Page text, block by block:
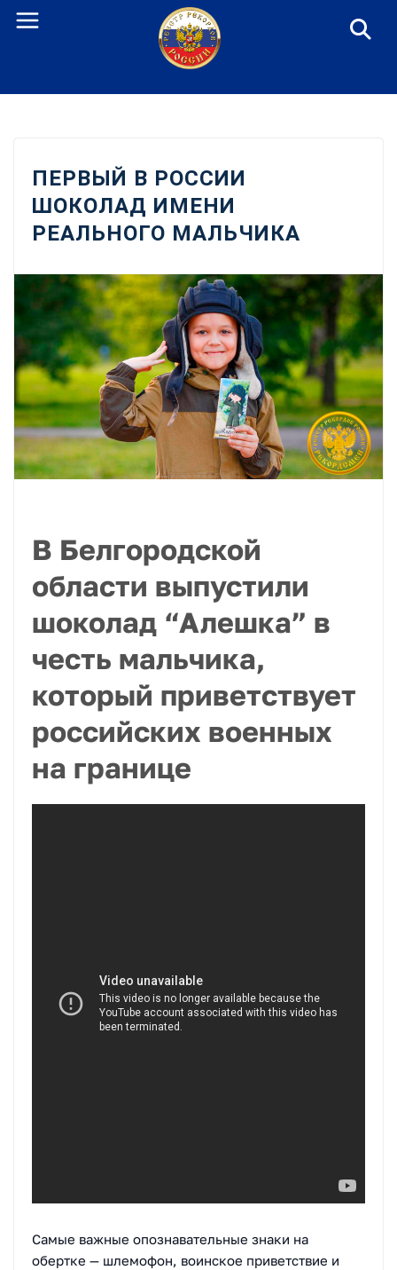
Перейти
ПЕРВЫЙ В РОССИИ
ШОКОЛАД ИМЕНИ
РЕАЛЬНОГО МАЛЬЧИКА
В Белгородской
области выпустили
шоколад “Алешка” в
честь мальчика,
который приветствует
российских военных
на границе
Самые важные опознавательные знаки на
обертке — шлемофон, воинское приветствие и